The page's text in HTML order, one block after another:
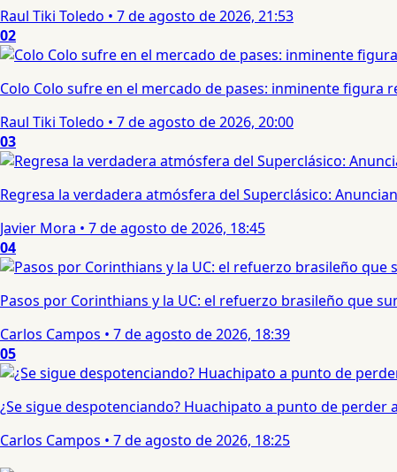
Raul Tiki Toledo • 7 de agosto de 2026, 21:53
02
Colo Colo sufre en el mercado de pases: inminente
Raul Tiki Toledo • 7 de agosto de 2026, 20:00
03
Regresa la verdadera atmósfera del Superclásico:
Javier Mora • 7 de agosto de 2026, 18:45
04
Pasos por Corinthians y la UC: el refuerzo brasileño que
Carlos Campos • 7 de agosto de 2026, 18:39
05
¿Se sigue despotenciando? Huachipato a punto de
Carlos Campos • 7 de agosto de 2026, 18:25